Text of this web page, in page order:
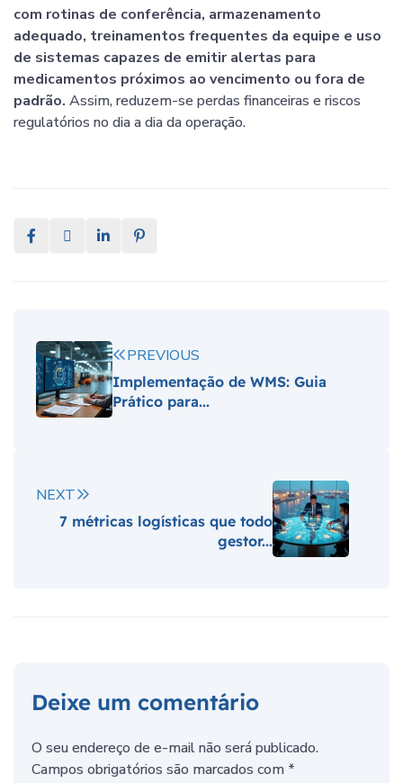
com rotinas de conferência, armazenamento
adequado, treinamentos frequentes da equipe e uso
de sistemas capazes de emitir alertas para
medicamentos próximos ao vencimento ou fora de
padrão. Assim, reduzem-se perdas financeiras e riscos
regulatórios no dia a dia da operação.
PREVIOUS
Implementação de WMS: Guia
Prático para...
NEXT
7 métricas logísticas que todo
gestor...
Deixe um comentário
O seu endereço de e-mail não será publicado.
Campos obrigatórios são marcados com *